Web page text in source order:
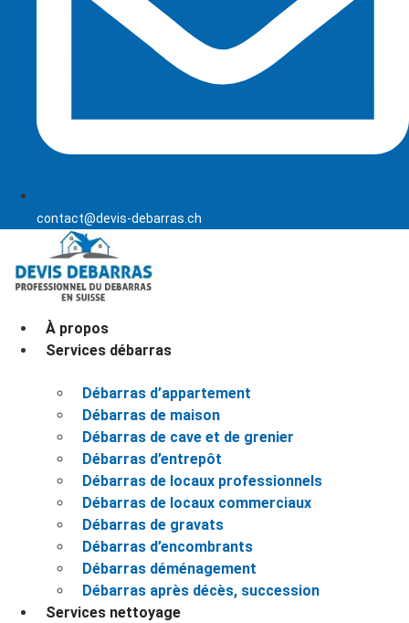
contact@devis-debarras.ch
À propos
Services débarras
Débarras d’appartement
Débarras de maison
Débarras de cave et de grenier
Débarras d’entrepôt
Débarras de locaux professionnels
Débarras de locaux commerciaux
Débarras de gravats
Débarras d’encombrants
Débarras déménagement
Débarras après décès, succession
Services nettoyage